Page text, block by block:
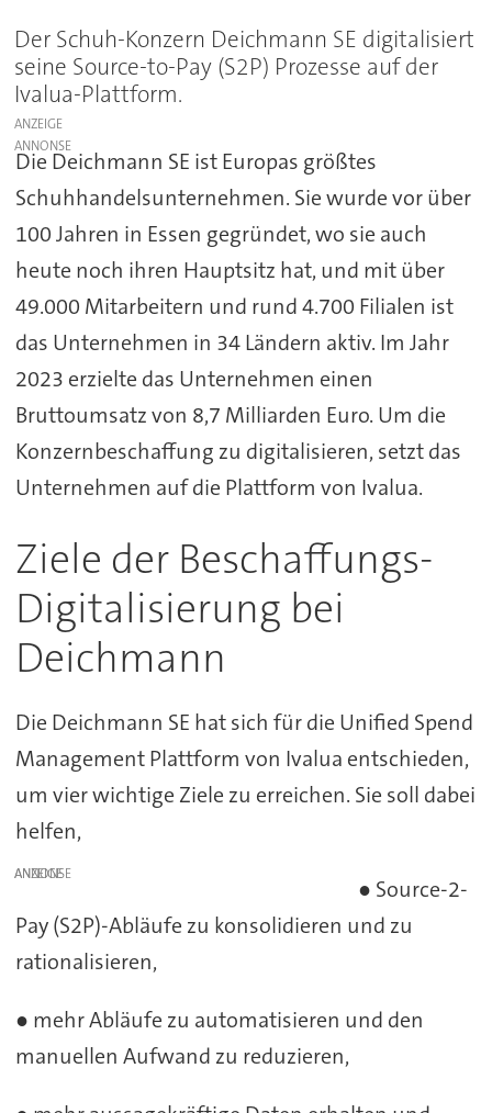
Der Schuh-Konzern Deichmann SE digitalisiert
seine Source-to-Pay (S2P) Prozesse auf der
Ivalua-Plattform.
ANZEIGE
Die Deichmann SE ist Europas größtes
Schuhhandelsunternehmen. Sie wurde vor über
100 Jahren in Essen gegründet, wo sie auch
heute noch ihren Hauptsitz hat, und mit über
49.000 Mitarbeitern und rund 4.700 Filialen ist
das Unternehmen in 34 Ländern aktiv. Im Jahr
2023 erzielte das Unternehmen einen
Bruttoumsatz von 8,7 Milliarden Euro. Um die
Konzernbeschaffung zu digitalisieren, setzt das
Unternehmen auf die Plattform von Ivalua.
Ziele der Beschaffungs-
Digitalisierung bei
Deichmann
Die Deichmann SE hat sich für die Unified Spend
Management Plattform von Ivalua entschieden,
um vier wichtige Ziele zu erreichen. Sie soll dabei
helfen,
ANZEIGE
● Source-2-
Pay (S2P)-Abläufe zu konsolidieren und zu
rationalisieren,
● mehr Abläufe zu automatisieren und den
manuellen Aufwand zu reduzieren,